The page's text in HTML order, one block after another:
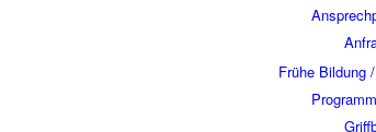
Frühe Bildung